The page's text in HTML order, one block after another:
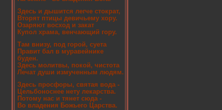
Здесь и дышится легче стократ,
Вторят птицы девичьему хору.
Озаряют восход и закат
Купол храма, венчающий гору.
Там внизу, под горой, суета
Правит бал в муравейнике
буден.
Здесь молитвы, покой, чистота
Лечат души измученным людям.
Здесь просфоры, святая вода -
Цельбоноснее нету лекарства.
Потому нас и тянет сюда -
Во владения Божьего Царства.